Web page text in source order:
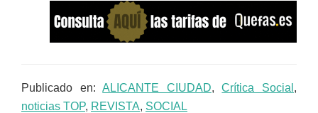
Publicado en:ALICANTE CIUDAD,Crítica Social ,
noticias TOP, REVISTA, SOCIAL